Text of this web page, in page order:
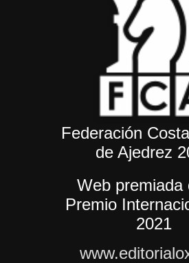
Federación
de Ajedrez
Web premiada
Premio
2021